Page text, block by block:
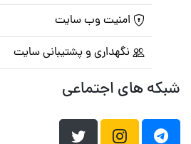
امنیت وب سایت
نگهداری و پشتیبانی سایت
شبکه های اجتماعی